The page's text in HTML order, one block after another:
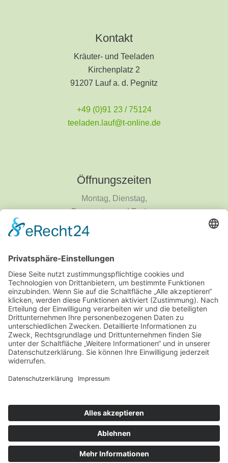
Kontakt
Kräuter- und Teeladen
Kirchenplatz 2
91207 Lauf a. d. Pegnitz
+49 (0)91 23 / 75124
teeladen.lauf@t-online.de
Öffnungszeiten
Montag, Dienstag,
Donnerstag und Freitag
9 - 14 Uhr
Informationen
Über uns
Produktanfrage
Datenschutzerklärung
Copyright © 2026 Kräuter und Teeladen Lauf